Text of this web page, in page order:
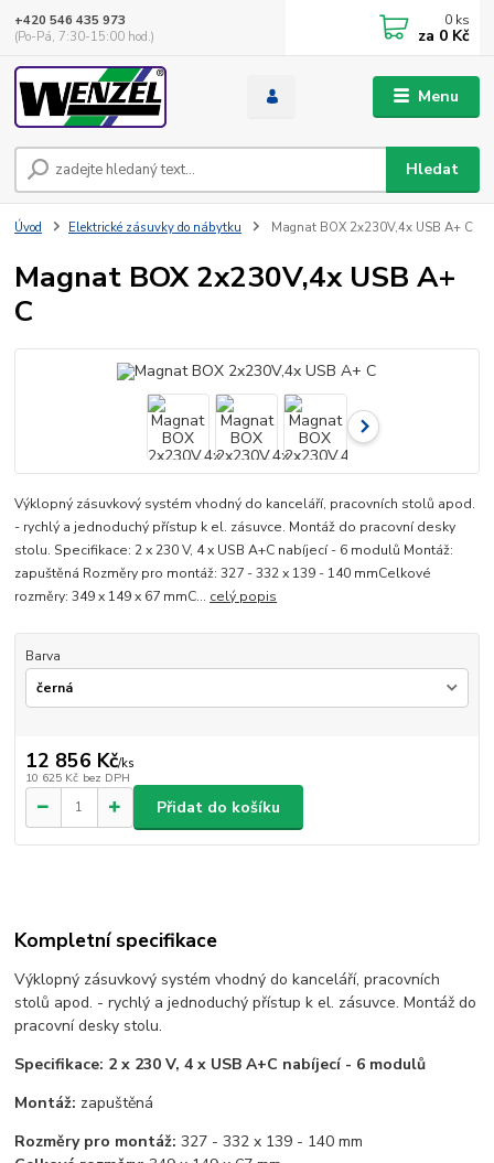
Menu
Hledat
+420 546 435 973
(Po-Pá, 7:30-15:00 hod.)
0 ks
za 0 Kč
Úvod Elektrické zásuvky do nábytku Magnat BOX 2x230V,4x USB A+ C
Magnat BOX 2x230V,4x USB A+
C
Výklopný zásuvkový systém vhodný do kanceláří, pracovních stolů apod.
- rychlý a jednoduchý přístup k el. zásuvce. Montáž do pracovní desky
stolu. Specifikace: 2 x 230 V, 4 x USB A+C nabíjecí - 6 modulů Montáž:
zapuštěná Rozměry pro montáž: 327 - 332 x 139 - 140 mmCelkové
rozměry: 349 x 149 x 67 mmC... celý popis
Barva
12 856 Kč/ks
10 625 Kč bez DPH
Přidat do košíku
Kompletní specifikace
Výklopný zásuvkový systém vhodný do kanceláří, pracovních
stolů apod. - rychlý a jednoduchý přístup k el. zásuvce. Montáž do
pracovní desky stolu.
Specifikace: 2 x 230 V, 4 x USB A+C nabíjecí - 6 modulů
Montáž: zapuštěná
Rozměry pro montáž: 327 - 332 x 139 - 140 mm